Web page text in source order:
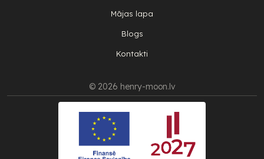
Mājas lapa
Blogs
Kontakti
© 2026 henry-moon.lv